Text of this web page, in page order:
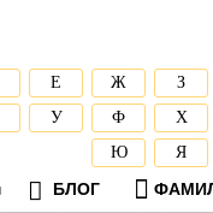
Е Ж
З
У Ф
Х
Ю
Я
БЛОГ